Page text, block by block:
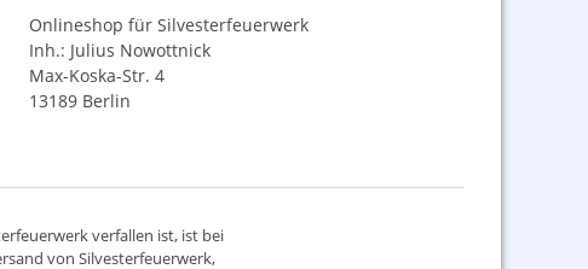
Onlineshop für Silvesterfeuerwerk
Inh.: Julius Nowottnick
Max-Koska-Str. 4
13189 Berlin
verfallen ist, ist bei
von Silvesterfeuerwerk,